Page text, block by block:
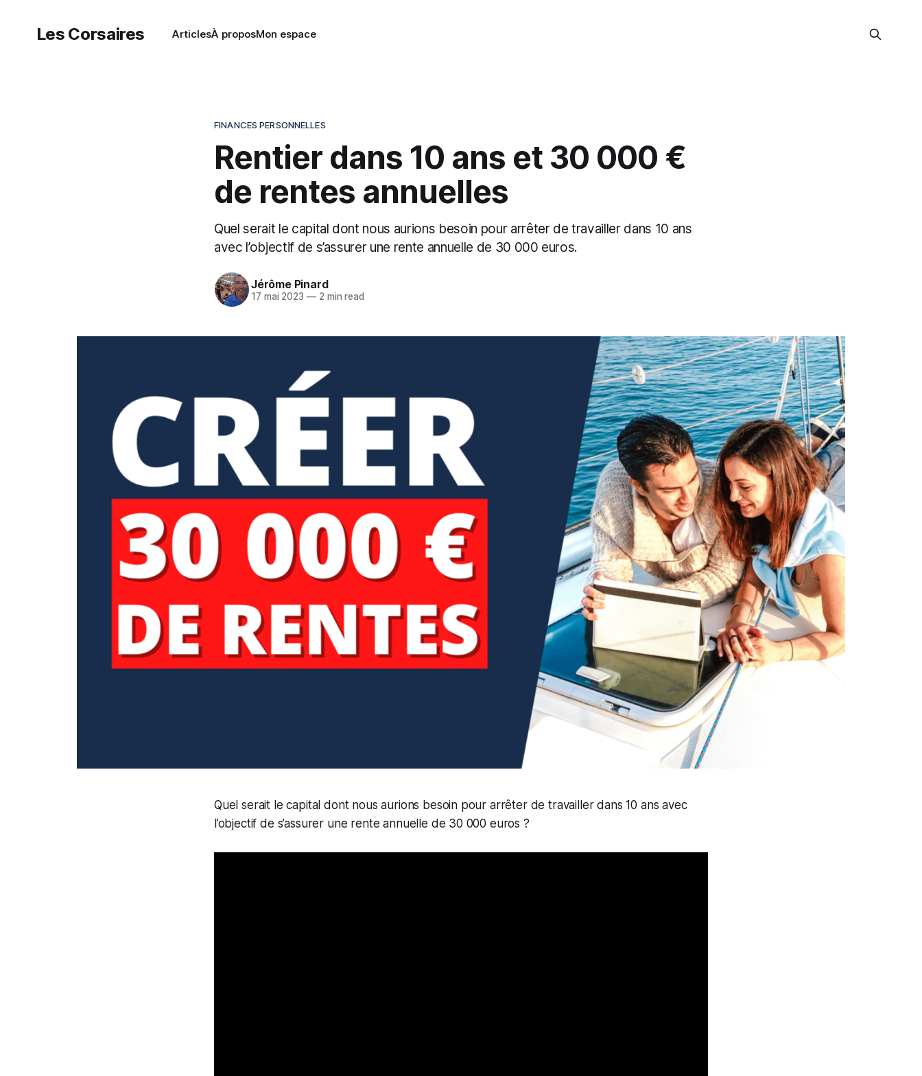
Les Corsaires ArticlesÀ proposMon espace
FINANCES PERSONNELLES
Rentier dans 10 ans et 30 000 €
de rentes annuelles
Quel serait le capital dont nous aurions besoin pour arrêter de travailler dans 10 ans
avec l’objectif de s’assurer une rente annuelle de 30 000 euros.
Jérôme Pinard
17 mai 2023 —2 min read
Quel serait le capital dont nous aurions besoin pour arrêter de travailler dans 10 ans avec
l’objectif de s’assurer une rente annuelle de 30 000 euros ?